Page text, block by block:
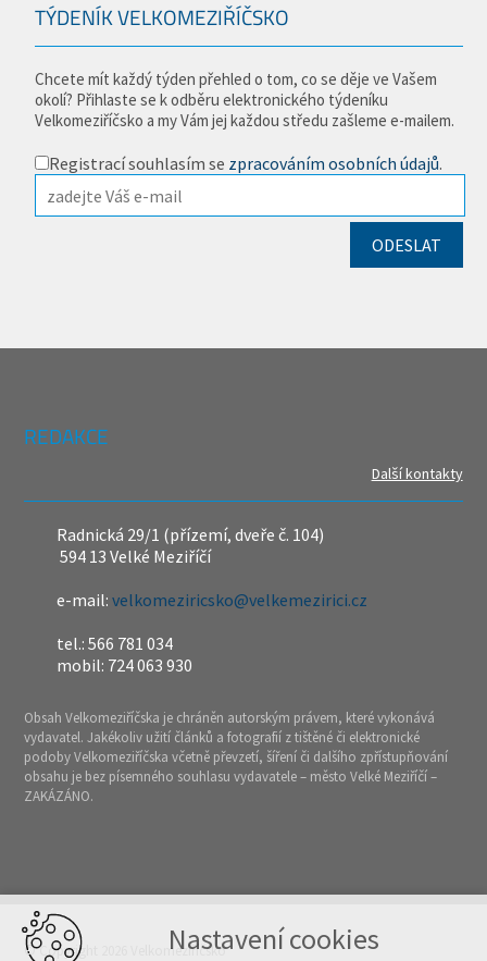
TÝDENÍK VELKOMEZIŘÍČSKO
Chcete mít každý týden přehled o tom, co se děje ve Vašem
okolí? Přihlaste se k odběru elektronického týdeníku
Velkomeziříčsko a my Vám jej každou středu zašleme e-mailem.
Registrací souhlasím se zpracováním osobních údajů.
REDAKCE
Další kontakty
Radnická 29/1 (přízemí, dveře č. 104)
594 13 Velké Meziříčí
e-mail:velkomeziricsko@velkemezirici.cz
tel.: 566 781 034
mobil: 724 063 930
Obsah Velkomeziříčska je chráněn autorským právem, které vykonává
vydavatel. Jakékoliv užití článků a fotografií z tištěné či elektronické
podoby Velkomeziříčska včetně převzetí, šíření či dalšího zpřístupňování
obsahu je bez písemného souhlasu vydavatele – město Velké Meziříčí –
ZAKÁZÁNO.
© Copyright 2026 VelkomeziříčskoNastavení cookies